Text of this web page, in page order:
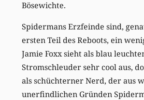
Bösewichte.
Spidermans Erzfeinde sind,
ersten Teil des Reboots, ein
Jamie Foxx sieht als blau
Stromschleuder sehr cool aus,
als schüchterner Nerd, der aus
unerfindlichen Gründen